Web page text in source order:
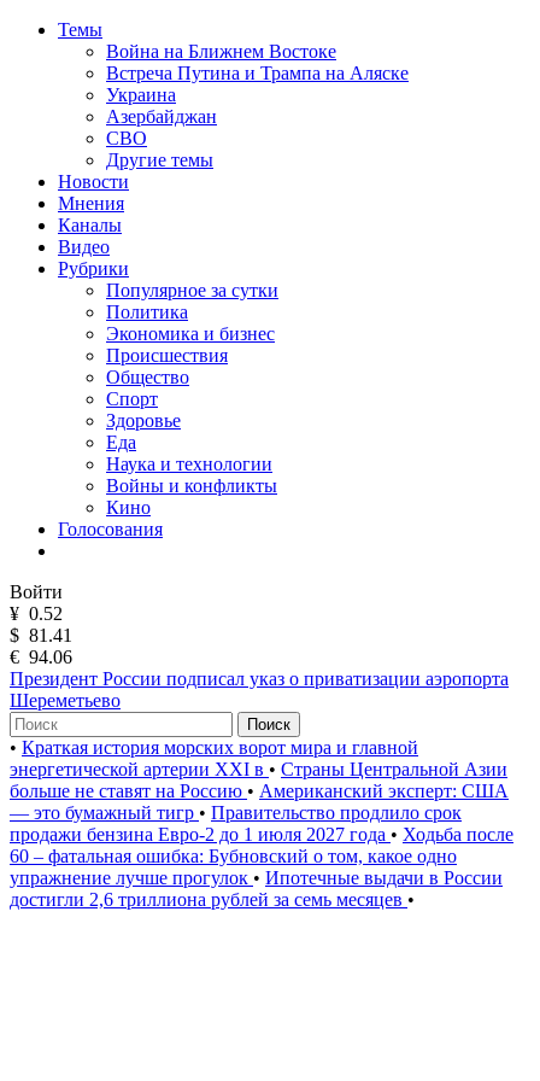
Темы
Война на Ближнем Востоке
Встреча Путина и Трампа на Аляске
Украина
Азербайджан
СВО
Другие темы
Новости
Мнения
Каналы
Видео
Рубрики
Популярное за сутки
Политика
Экономика и бизнес
Происшествия
Общество
Спорт
Здоровье
Еда
Наука и технологии
Войны и конфликты
Кино
Голосования
Войти
¥ 0.52
$ 81.41
€ 94.06
Президент России подписал указ о приватизации аэропорта
Шереметьево
Поиск
• Краткая история морских ворот мира и главной
энергетической артерии XXI в • Страны Центральной Азии
больше не ставят на Россию • Американский эксперт: США
— это бумажный тигр • Правительство продлило срок
продажи бензина Евро-2 до 1 июля 2027 года • Ходьба после
60 – фатальная ошибка: Бубновский о том, какое одно
упражнение лучше прогулок • Ипотечные выдачи в России
достигли 2,6 триллиона рублей за семь месяцев •